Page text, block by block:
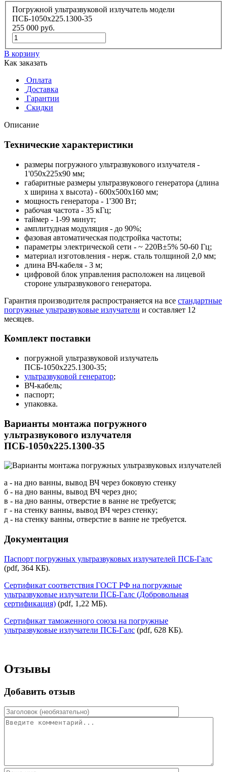
Погружной ультразвуковой излучатель модели
ПСБ-1050х225.1300-35
255 000 руб.
В корзину
Как заказать
Оплата
Доставка
Гарантии
Скидки
Описание
Технические характеристики
размеры погружного ультразвукового излучателя -
1'050х225х90 мм;
габаритные размеры ультразвукового генератора (длина
x ширина x высота) - 600x500x160 мм;
мощность генератора - 1'300 Вт;
рабочая частота - 35 кГц;
таймер - 1-99 минут;
амплитудная модуляция - до 90%;
фазовая автоматическая подстройка частоты;
параметры электрической сети - ~ 220В±5% 50-60 Гц;
материал изготовления - нерж. сталь толщиной 2,0 мм;
длина ВЧ-кабеля - 3 м;
цифровой блок управления расположен на лицевой
стороне ультразвукового генератора.
Гарантия производителя распространяется на все стандартные
погружные ультразвуковые излучатели и составляет 12
месяцев.
Комплект поставки
погружной ультразвуковой излучатель
ПСБ-1050х225.1300-35;
ультразвуковой генератор;
ВЧ-кабель;
паспорт;
упаковка.
Варианты монтажа погружного
ультразвукового излучателя
ПСБ-1050х225.1300-35
а - на дно ванны, вывод ВЧ через боковую стенку
б - на дно ванны, вывод ВЧ через дно;
в - на дно ванны, отверстие в ванне не требуется;
г - на стенку ванны, вывод ВЧ через стенку;
д - на стенку ванны, отверстие в ванне не требуется.
Документация
Паспорт погружных ультразвуковых излучателей ПСБ-Галс
(pdf, 364 КБ).
Сертификат соответствия ГОСТ РФ на погружные
ультразвуковые излучатели ПСБ-Галс (Добровольная
сертификация) (pdf, 1,22 МБ).
Сертификат таможенного союза на погружные
ультразвуковые излучатели ПСБ-Галс (pdf, 628 КБ).
Отзывы
Добавить отзыв